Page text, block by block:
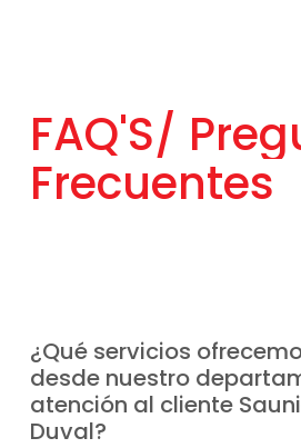
FAQ'S/
Frecuentes
¿Qué servicios
desde nuestro
atención al cliente
Duval?